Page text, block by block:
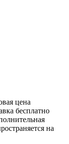
цена
бесплатно
на